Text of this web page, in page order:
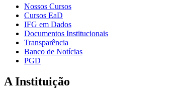
Nossos Cursos
Cursos EaD
IFG em Dados
Documentos Institucionais
Transparência
Banco de Notícias
PGD
A Instituição